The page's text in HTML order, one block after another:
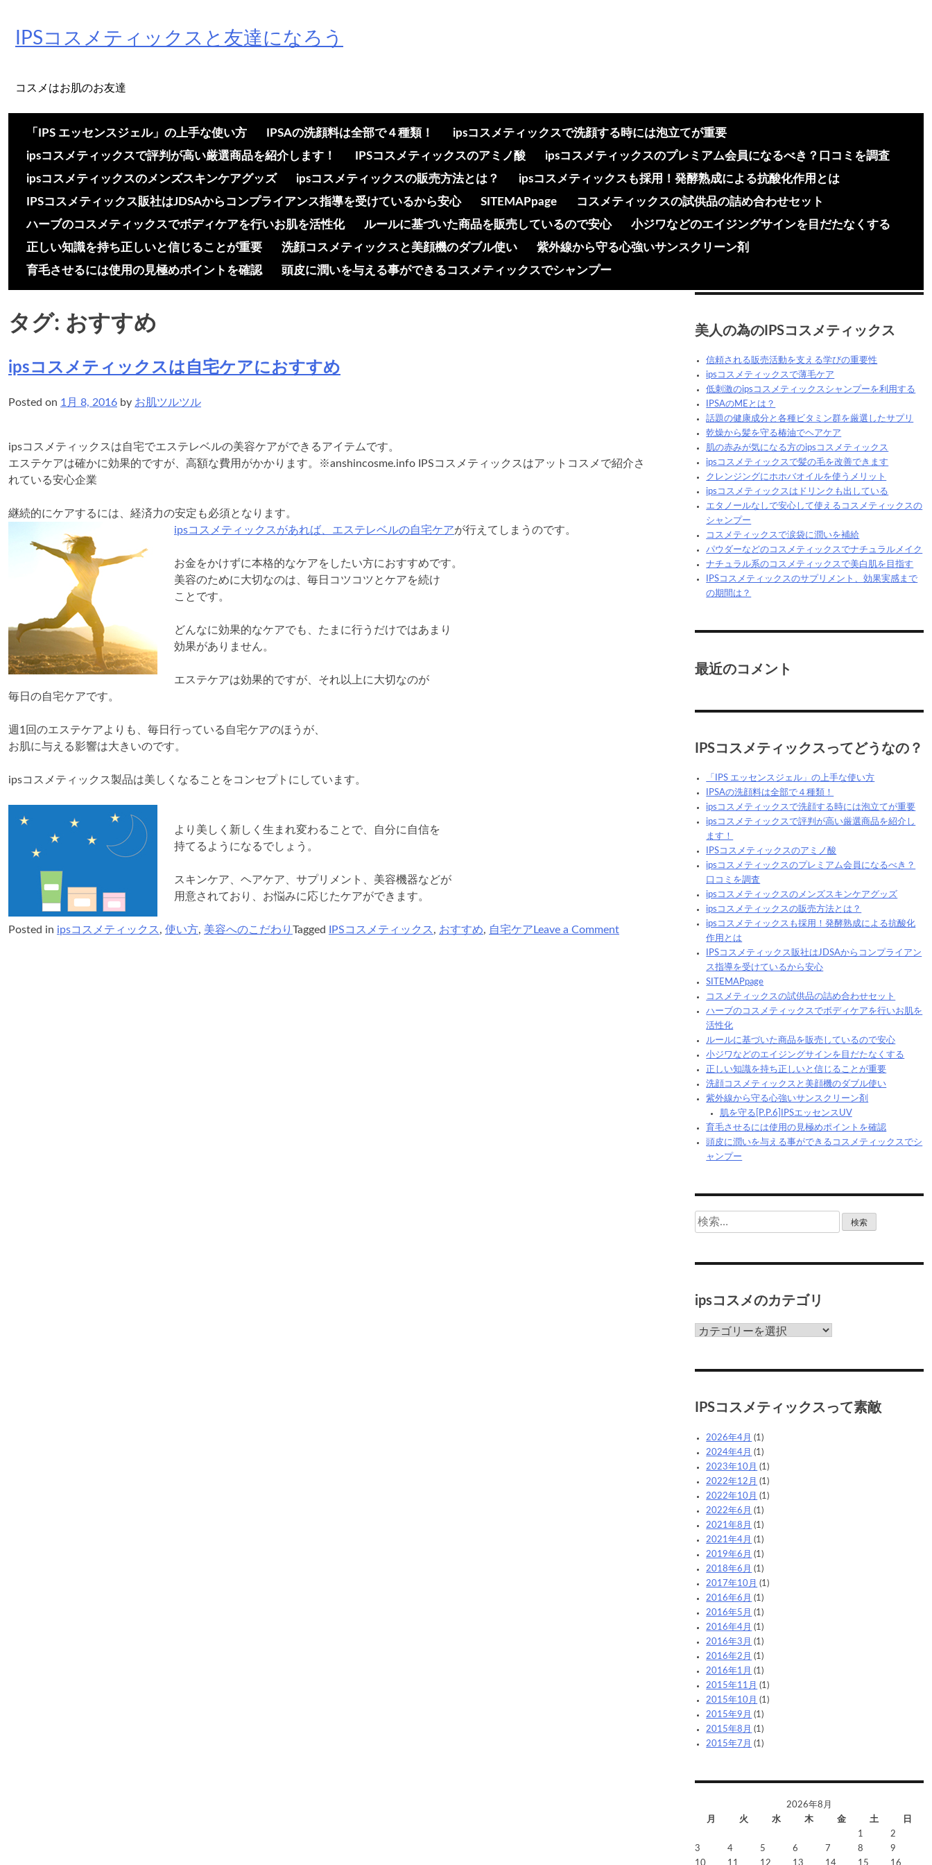
content
IPSコスメティックスと友達になろう
コスメはお肌のお友達
「IPS エッセンスジェル」の上手な使い方 IPSAの洗顔料は全部で４種類！
ipsコスメティックスで洗顔する時には泡立てが重要
ipsコスメティックスで評判が高い厳選商品を紹介します！
IPSコスメティックスのアミノ酸
ipsコスメティックスのプレミアム会員になるべき？口コミを調査
ipsコスメティックスのメンズスキンケアグッズ
ipsコスメティックスの販売方法とは？
ipsコスメティックスも採用！発酵熟成による抗酸化作用とは
IPSコスメティックス販社はJDSAからコンプライアンス指導を受けているから安心
SITEMAPpage
コスメティックスの試供品の詰め合わせセット
ハーブのコスメティックスでボディケアを行いお肌を活性化
ルールに基づいた商品を販売しているので安心
小ジワなどのエイジングサインを目だたなくする
正しい知識を持ち正しいと信じることが重要
洗顔コスメティックスと美顔機のダブル使い
紫外線から守る心強いサンスクリーン剤
育毛させるには使用の見極めポイントを確認
頭皮に潤いを与える事ができるコスメティックスでシャンプー
タグ: おすすめ
ipsコスメティックスは自宅ケアにおすすめ
Posted on 1月 8, 2016 by お肌ツルツル
ipsコスメティックスは自宅でエステレベルの美容ケアができるアイテムです。
エステケアは確かに効果的ですが、高額な費用がかかります。※anshincosme.info IPSコスメティックスはアットコスメで紹介さ
れている安心企業
継続的にケアするには、経済力の安定も必須となります。
ipsコスメティックスがあれば、エステレベルの自宅ケアが行えてしまうのです。
お金をかけずに本格的なケアをしたい方におすすめです。
美容のために大切なのは、毎日コツコツとケアを続け
ことです。
どんなに効果的なケアでも、たまに行うだけではあまり
効果がありません。
エステケアは効果的ですが、それ以上に大切なのが
毎日の自宅ケアです。
週1回のエステケアよりも、毎日行っている自宅ケアのほうが、
お肌に与える影響は大きいのです。
ipsコスメティックス製品は美しくなることをコンセプトにしています。
より美しく新しく生まれ変わることで、自分に自信を
持てるようになるでしょう。
スキンケア、ヘアケア、サプリメント、美容機器などが
用意されており、お悩みに応じたケアができます。
Posted in ipsコスメティックス , 使い方, 美容へのこだわり Tagged IPSコスメティックス , おすすめ, 自宅ケア Leave a Commenton
美人の為のIPSコスメティックス
信頼される販売活動を支える学びの重要性
ipsコスメティックスで薄毛ケア
低刺激のipsコスメティックスシャンプーを利用する
IPSAのMEとは？
話題の健康成分と各種ビタミン群を厳選したサプリ
乾燥から髪を守る椿油でヘアケア
肌の赤みが気になる方のipsコスメティックス
ipsコスメティックスで髪の毛を改善できます
クレンジングにホホバオイルを使うメリット
ipsコスメティックスはドリンクも出している
エタノールなしで安心して使えるコスメティックスの
シャンプー
コスメティックスで涙袋に潤いを補給
パウダーなどのコスメティックスでナチュラルメイク
ナチュラル系のコスメティックスで美白肌を目指す
IPSコスメティックスのサプリメント、効果実感まで
の期間は？
最近のコメント
IPSコスメティックスってどうなの？
「IPS エッセンスジェル」の上手な使い方
IPSAの洗顔料は全部で４種類！
ipsコスメティックスで洗顔する時には泡立てが重要
ipsコスメティックスで評判が高い厳選商品を紹介し
ます！
IPSコスメティックスのアミノ酸
ipsコスメティックスのプレミアム会員になるべき？
口コミを調査
ipsコスメティックスのメンズスキンケアグッズ
ipsコスメティックスの販売方法とは？
ipsコスメティックスも採用！発酵熟成による抗酸化
作用とは
IPSコスメティックス販社はJDSAからコンプライアン
ス指導を受けているから安心
SITEMAPpage
コスメティックスの試供品の詰め合わせセット
ハーブのコスメティックスでボディケアを行いお肌を
活性化
ルールに基づいた商品を販売しているので安心
小ジワなどのエイジングサインを目だたなくする
正しい知識を持ち正しいと信じることが重要
洗顔コスメティックスと美顔機のダブル使い
紫外線から守る心強いサンスクリーン剤
肌を守る[P.P.6]IPSエッセンスUV
育毛させるには使用の見極めポイントを確認
頭皮に潤いを与える事ができるコスメティックスでシ
ャンプー
検
索:
ipsコスメのカテゴリ
ips
メ
カIPSコスメティックスって素敵
2026年4月 (1)
2024年4月 (1)
2023年10月 (1)
2022年12月 (1)
2022年10月 (1)
2022年6月 (1)
2021年8月 (1)
2021年4月 (1)
2019年6月 (1)
2018年6月 (1)
2017年10月 (1)
2016年6月 (1)
2016年5月 (1)
2016年4月 (1)
2016年3月 (1)
2016年2月 (1)
2016年1月 (1)
2015年11月 (1)
2015年10月 (1)
2015年9月 (1)
2015年8月 (1)
2015年7月 (1)
2026年8月
月
火 水 木 金 土
日
1
2
3
4 5 6 7 8
9
10
11 12 13 14 15 16